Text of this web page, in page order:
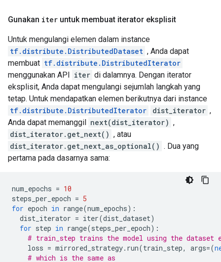
  key: "_cardinality"
  value {
    i: 1
  }
}
attr {
  key: "metadata"
  value {
    s: "\n\020TensorDataset:29"
  }
}
attr {
  key: "output_shapes"
  value {
    list {
      shape {
        }
      }
      shape {
        dim {
          size: 1
        }
      }
Gunakan iter untuk membuat iterator eksplisit
Untuk mengulangi elemen dalam instance
tf.distribute.DistributedDataset , Anda dapat
membuat tf.distribute.DistributedIterator
menggunakan API iter di dalamnya. Dengan iterator
eksplisit, Anda dapat mengulangi sejumlah langkah yang
tetap. Untuk mendapatkan elemen berikutnya dari instance
tf.distribute.DistributedIterator
dist_iterator ,
Anda dapat memanggil next(dist_iterator) ,
dist_iterator.get_next() , atau
dist_iterator.get_next_as_optional() . Dua yang
pertama pada dasarnya sama:
num_epochs = 10
steps_per_epoch = 5
for epoch in range(num_epochs):
dist_iterator = iter(dist_dataset)
for step in range(steps_per_epoch):
# train_step trains the model using the dataset
loss = mirrored_strategy. run(train_step, args=(
# which is the same as